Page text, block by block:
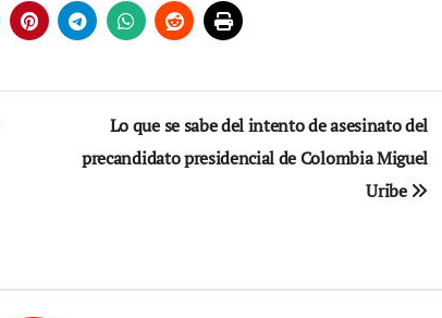
Lo que se sabe del intento de asesinato del
precandidato presidencial de Colombia Miguel
Uribe